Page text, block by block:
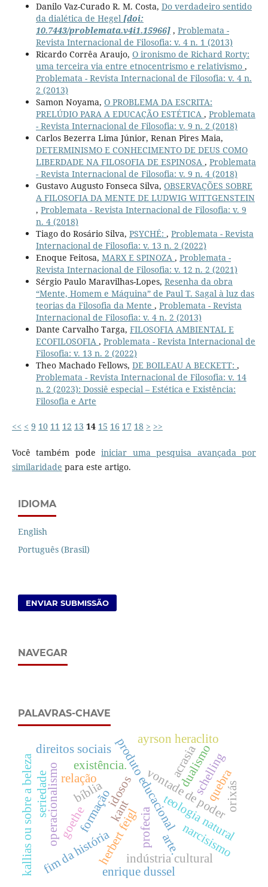
Danilo Vaz-Curado R. M. Costa, Do verdadeiro sentido
da dialética de Hegel [doi:
10.7443/problemata.v4i1.15966], Problemata -
Revista Internacional de Filosofia: v. 4 n. 1 (2013)
Ricardo Corrêa Araujo, O ironismo de Richard Rorty:
uma terceira via entre etnocentrismo e relativismo ,
Problemata - Revista Internacional de Filosofia: v. 4 n.
2 (2013)
Samon Noyama, O PROBLEMA DA ESCRITA:
PRELÚDIO PARA A EDUCAÇÃO ESTÉTICA , Problemata
- Revista Internacional de Filosofia: v. 9 n. 2 (2018)
Carlos Bezerra Lima Júnior, Renan Pires Maia,
DETERMINISMO E CONHECIMENTO DE DEUS COMO
LIBERDADE NA FILOSOFIA DE ESPINOSA , Problemata
- Revista Internacional de Filosofia: v. 9 n. 4 (2018)
Gustavo Augusto Fonseca Silva, OBSERVAÇÕES SOBRE
A FILOSOFIA DA MENTE DE LUDWIG WITTGENSTEIN
, Problemata - Revista Internacional de Filosofia: v. 9
n. 4 (2018)
Tiago do Rosário Silva, PSYCHÉ: , Problemata - Revista
Internacional de Filosofia: v. 13 n. 2 (2022)
Enoque Feitosa, MARX E SPINOZA , Problemata -
Revista Internacional de Filosofia: v. 12 n. 2 (2021)
Sérgio Paulo Maravilhas-Lopes, Resenha da obra
“Mente, Homem e Máquina” de Paul T. Sagal à luz das
teorias da Filosofia da Mente , Problemata - Revista
Internacional de Filosofia: v. 4 n. 2 (2013)
Dante Carvalho Targa, FILOSOFIA AMBIENTAL E
ECOFILOSOFIA , Problemata - Revista Internacional de
Filosofia: v. 13 n. 2 (2022)
Theo Machado Fellows, DE BOILEAU A BECKETT: ,
Problemata - Revista Internacional de Filosofia: v. 14
n. 2 (2023): Dossiê especial – Estética e Existência:
Filosofia e Arte
<< < 9 10 11 12 13 14 15 16 17 18 > >>
Você também podeiniciar uma pesquisa avançada por
similaridade para este artigo.
IDIOMA
English
Português (Brasil)
ENVIAR SUBMISSÃO
NAVEGAR
PALAVRAS-CHAVE
kant
herbert feigl
bíblia
profecia
produto educacional
relação vontade de poder
acrasia
formação
indústria cultural
operacionalismo
fim da história
idosos
direitos sociais
enrique dussel
arte.
schelling
teologia natural
existência.
ayrson heraclito
kallias ou sobre a beleza goethe
dualismo
narcisismo
seriedade quebra
orixás